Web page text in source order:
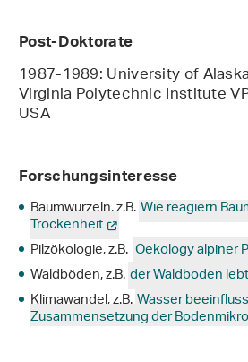
Post-Doktorate
1987-1989: University of
Virginia Polytechnic Institute
USA
Forschungsinteresse
Baumwurzeln, z.B.Wie reagiern
Trockenheit
Pilzökologie, z.B. Oekology alpiner
Waldböden, z.B.der Waldboden lebt
Klimawandel, z.B.Wasser
Zusammensetzung der